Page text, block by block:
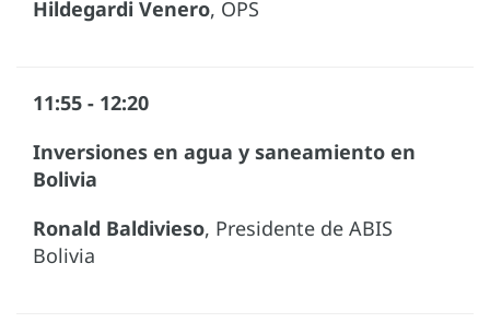
Hildegardi Venero, OPS
11:55 - 12:20
Inversiones en agua y saneamiento en
Bolivia
Ronald Baldivieso, Presidente de ABIS
Bolivia